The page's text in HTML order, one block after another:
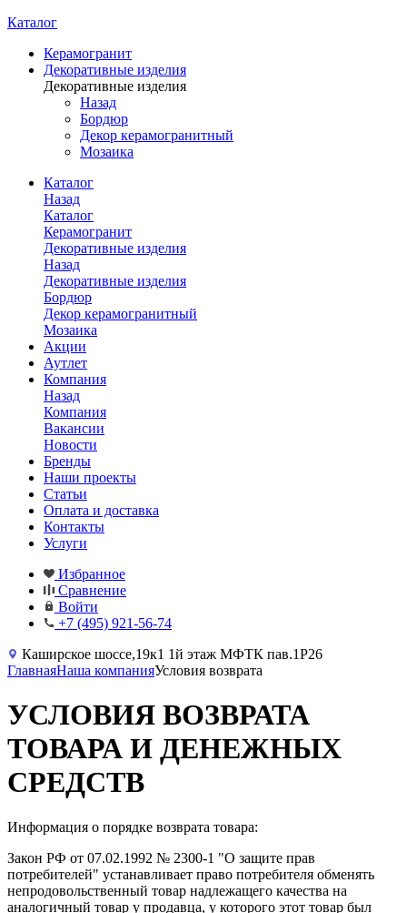
Каталог
Керамогранит
Декоративные изделия
Декоративные изделия
Назад
Бордюр
Декор керамогранитный
Мозаика
Каталог
Назад
Каталог
Керамогранит
Декоративные изделия
Назад
Декоративные изделия
Бордюр
Декор керамогранитный
Мозаика
Акции
Аутлет
Компания
Назад
Компания
Вакансии
Новости
Бренды
Наши проекты
Статьи
Оплата и доставка
Контакты
Услуги
Избранное
Сравнение
Войти
+7 (495) 921-56-74
Каширское шоссе,19к1 1й этаж МФТК пав.1Р26
ГлавнаяНаша компанияУсловия возврата
УСЛОВИЯ ВОЗВРАТА
ТОВАРА И ДЕНЕЖНЫХ
СРЕДСТВ
Информация о порядке возврата товара:
Закон РФ от 07.02.1992 № 2300-1 "О защите прав
потребителей" устанавливает право потребителя обменять
непродовольственный товар надлежащего качества на
аналогичный товар у продавца, у которого этот товар был